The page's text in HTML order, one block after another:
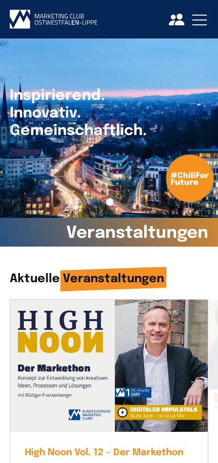
Inspirierend.
Innovativ.
Gemeinschaftlich.
Veranstaltungen
Aktuelle Veranstaltungen
High Noon Vol. 12 – Der Markethon